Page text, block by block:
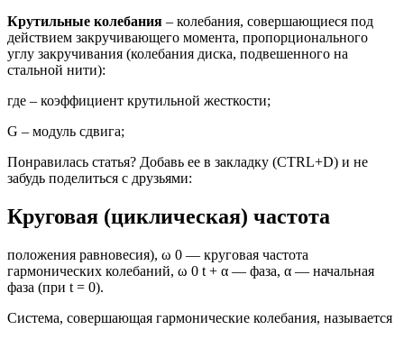
Крутильные колебания – колебания, совершающиеся под
действием закручивающего момента, пропорционального
углу закручивания (колебания диска, подвешенного на
стальной нити):
где – коэффициент крутильной жесткости;
G – модуль сдвига;
Понравилась статья? Добавь ее в закладку (CTRL+D) и не
забудь поделиться с друзьями:
Круговая (циклическая) частота
положения равновесия), ω 0 — круговая частота
гармонических колебаний, ω 0 t + α — фаза, α — начальная
фаза (при t = 0).
Система, совершающая гармонические колебания, называется